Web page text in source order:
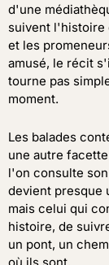
d'une
suivent l'histoire
et les
amusé, le récit
tourne pas
moment.
Les balades
une autre
l'on consulte
devient presque
mais celui qui
histoire, de
un pont, un